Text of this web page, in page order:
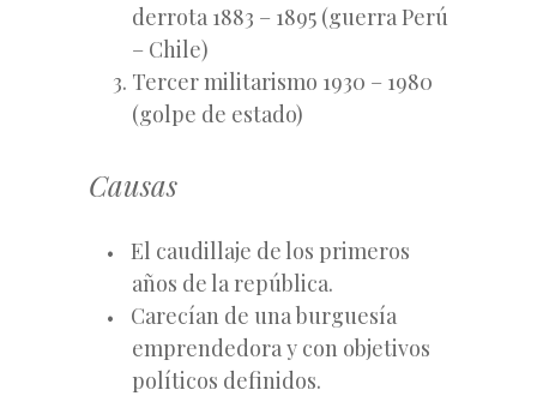
derrota 1883 – 1895 (guerra Perú
– Chile)
Tercer militarismo 1930 – 1980
(golpe de estado)
Causas
El caudillaje de los primeros
años de la república.
Carecían de una burguesía
emprendedora y con objetivos
políticos definidos.